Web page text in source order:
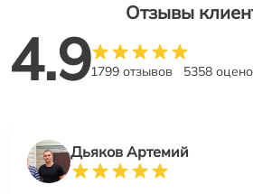
Отзывы
4.91799 отзывов 5358
Дьяков Артемий